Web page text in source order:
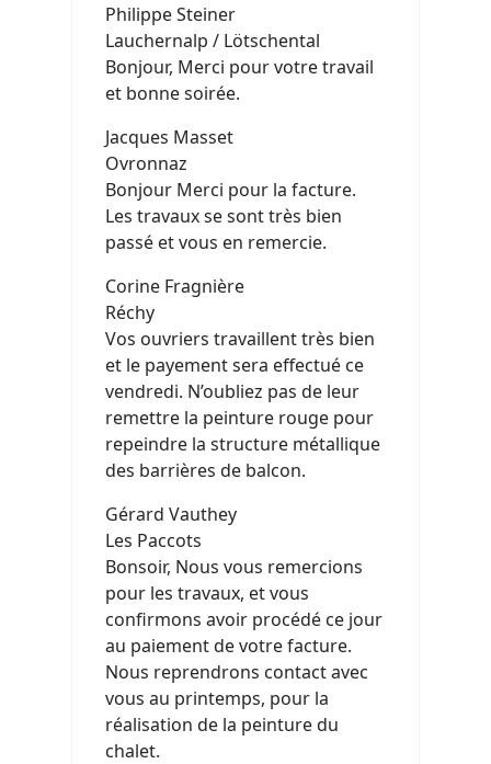
Philippe Steiner
Lauchernalp / Lötschental
Bonjour, Merci pour votre travail
et bonne soirée.
Jacques Masset
Ovronnaz
Bonjour Merci pour la facture.
Les travaux se sont très bien
passé et vous en remercie.
Corine Fragnière
Réchy
Vos ouvriers travaillent très bien
et le payement sera effectué ce
vendredi. N’oubliez pas de leur
remettre la peinture rouge pour
repeindre la structure métallique
des barrières de balcon.
Gérard Vauthey
Les Paccots
Bonsoir, Nous vous remercions
pour les travaux, et vous
confirmons avoir procédé ce jour
au paiement de votre facture.
Nous reprendrons contact avec
vous au printemps, pour la
réalisation de la peinture du
chalet.